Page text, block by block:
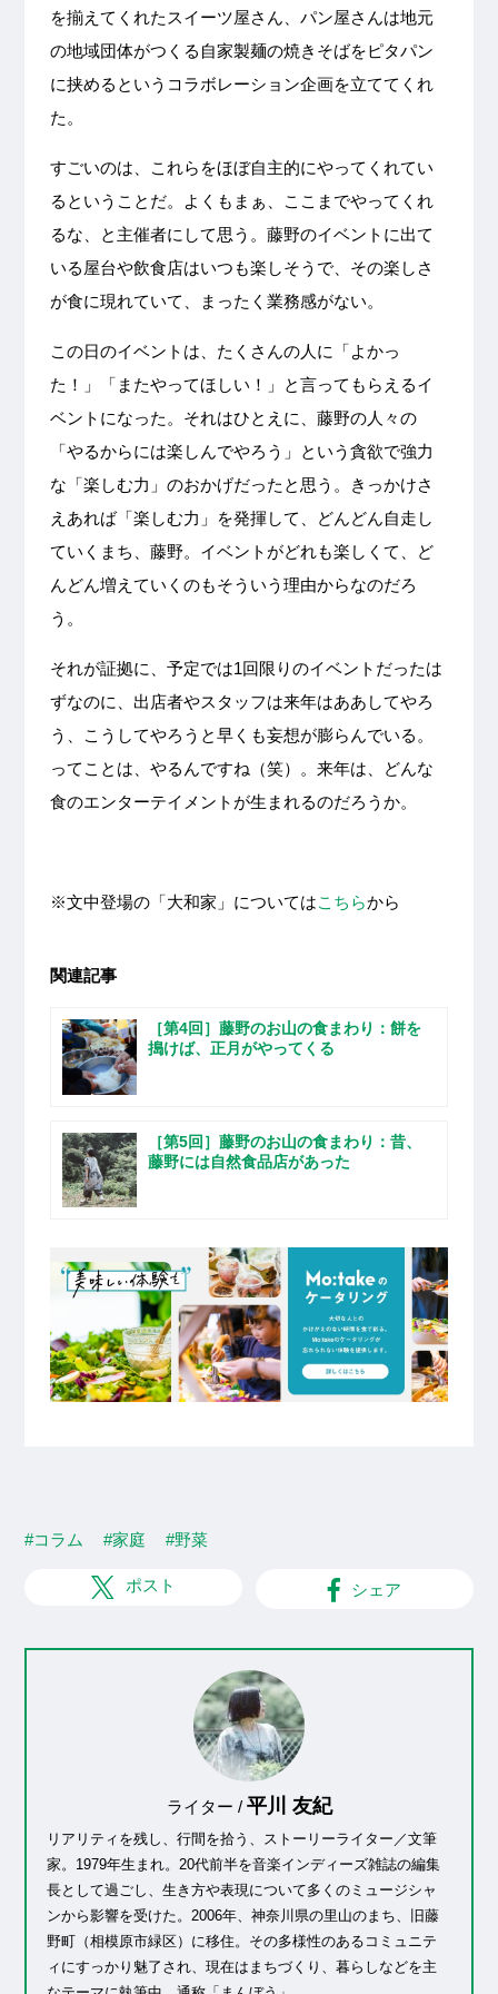
を揃えてくれたスイーツ屋さん、パン屋さんは地元
の地域団体がつくる自家製麺の焼きそばをピタパン
に挟めるというコラボレーション企画を立ててくれ
た。
すごいのは、これらをほぼ自主的にやってくれてい
るということだ。よくもまぁ、ここまでやってくれ
るな、と主催者にして思う。藤野のイベントに出て
いる屋台や飲食店はいつも楽しそうで、その楽しさ
が食に現れていて、まったく業務感がない。
この日のイベントは、たくさんの人に「よかっ
た！」「またやってほしい！」と言ってもらえるイ
ベントになった。それはひとえに、藤野の人々の
「やるからには楽しんでやろう」という貪欲で強力
な「楽しむ力」のおかげだったと思う。きっかけさ
えあれば「楽しむ力」を発揮して、どんどん自走し
ていくまち、藤野。イベントがどれも楽しくて、ど
んどん増えていくのもそういう理由からなのだろ
う。
それが証拠に、予定では1回限りのイベントだったは
ずなのに、出店者やスタッフは来年はああしてやろ
う、こうしてやろうと早くも妄想が膨らんでいる。
ってことは、やるんですね（笑）。来年は、どんな
食のエンターテイメントが生まれるのだろうか。
※文中登場の「大和家」についてはこちらから
関連記事
［第4回］藤野のお山の食まわり：餅を
搗けば、正月がやってくる
［第5回］藤野のお山の食まわり：昔、
藤野には自然食品店があった
#コラム #家庭 #野菜
ポスト シェア
ライター / 平川 友紀
リアリティを残し、行間を拾う、ストーリーライター／文筆
家。1979年生まれ。20代前半を音楽インディーズ雑誌の編集
長として過ごし、生き方や表現について多くのミュージシャ
ンから影響を受けた。2006年、神奈川県の里山のまち、旧藤
野町（相模原市緑区）に移住。その多様性のあるコミュニテ
ィにすっかり魅了され、現在はまちづくり、暮らしなどを主